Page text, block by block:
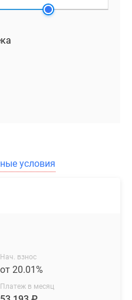
условия
Нач. взнос
от 20.01%
Платеж в месяц